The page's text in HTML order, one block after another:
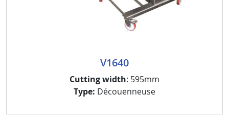
V1640
Cutting width: 595mm
Type: Découenneuse